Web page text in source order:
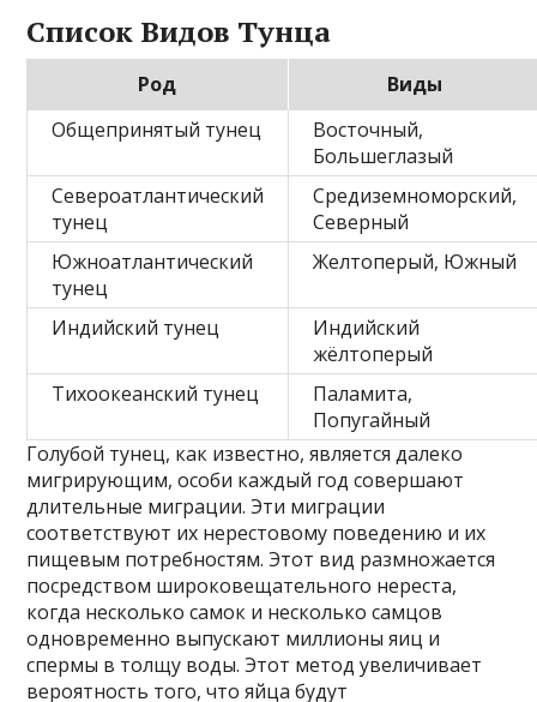
Список Видов Тунца
Род
Виды
Общепринятый тунец
Восточный,
Большеглазый
Североатлантический
тунец
Средиземноморский,
Северный
Южноатлантический
тунец
Желтоперый, Южный
Индийский тунец
Индийский
жёлтоперый
Тихоокеанский тунец
Паламита,
Попугайный
Голубой тунец, как известно, является далеко
мигрирующим, особи каждый год совершают
длительные миграции. Эти миграции
соответствуют их нерестовому поведению и их
пищевым потребностям. Этот вид размножается
посредством широковещательного нереста,
когда несколько самок и несколько самцов
одновременно выпускают миллионы яиц и
спермы в толщу воды. Этот метод увеличивает
вероятность того, что яйца будут